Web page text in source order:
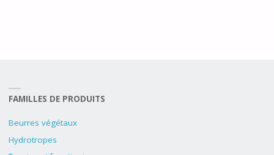
FAMILLES DE PRODUITS
Beurres végétaux
Hydrotropes